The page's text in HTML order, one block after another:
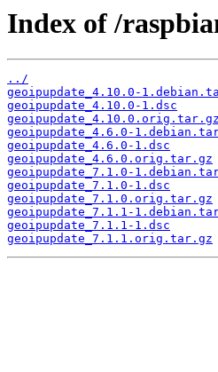
Index of /
../
geoipupdate_4.10.0-
geoipupdate_4.10.0-1.dsc
geoipupdate_4.10.0.orig.tar.gz
geoipupdate_4.6.0-
geoipupdate_4.6.0-1.dsc
geoipupdate_4.6.0.orig.tar.gz
geoipupdate_7.1.0-
geoipupdate_7.1.0-1.dsc
geoipupdate_7.1.0.orig.tar.gz
geoipupdate_7.1.1-
geoipupdate_7.1.1-1.dsc
geoipupdate_7.1.1.orig.tar.gz